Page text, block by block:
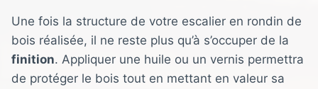
Une fois la structure de votre escalier en rondin de
bois réalisée, il ne reste plus qu’à s’occuper de la
finition. Appliquer une huile ou un vernis permettra
de protéger le bois tout en mettant en valeur sa